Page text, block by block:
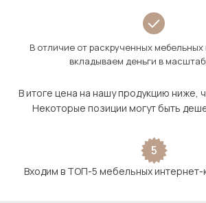
В отличие от раскрученных
вкладываем деньги в
В итоге цена на нашу продукцию ниже,
Некоторые позиции могут быть
5
Входим в ТОП-5 мебельных интернет-